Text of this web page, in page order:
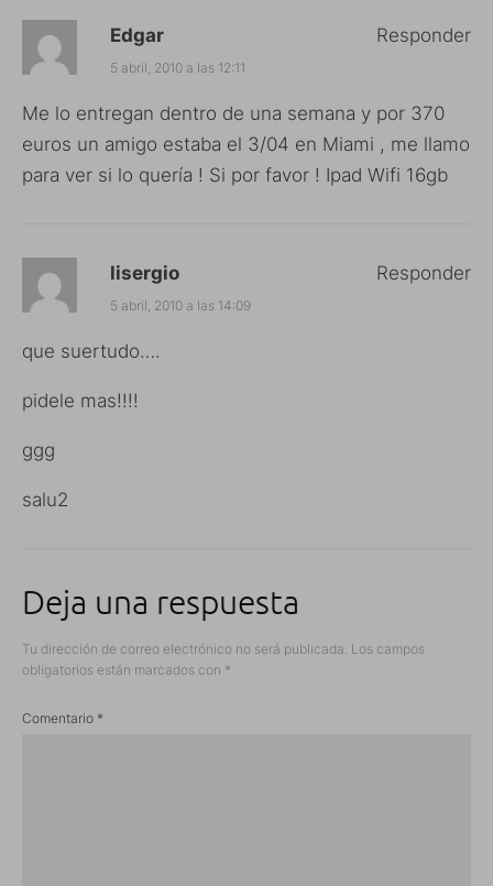
Edgar
5 abril, 2010 a las 12:11
Me lo entregan dentro de una semana y por 370
euros un amigo estaba el 3/04 en Miami , me llamo
para ver si lo quería ! Si por favor ! Ipad Wifi 16gb
Responder
lisergio
5 abril, 2010 a las 14:09
que suertudo….
pidele mas!!!!
ggg
salu2
Responder
Deja una respuesta
Tu dirección de correo electrónico no será publicada. Los campos
obligatorios están marcados con *
Comentario *